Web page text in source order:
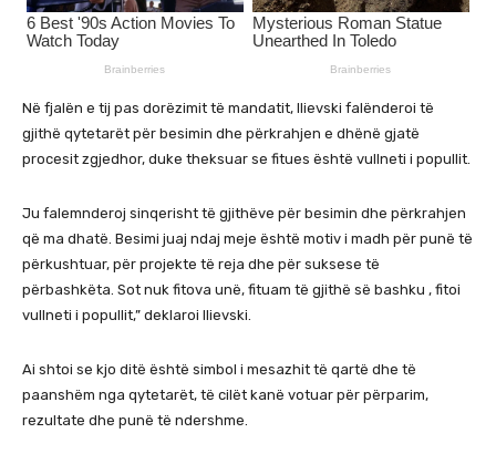
Në fjalën e tij pas dorëzimit të mandatit, Ilievski falënderoi të
gjithë qytetarët për besimin dhe përkrahjen e dhënë gjatë
procesit zgjedhor, duke theksuar se fitues është vullneti i popullit.
Ju falemnderoj sinqerisht të gjithëve për besimin dhe përkrahjen
që ma dhatë. Besimi juaj ndaj meje është motiv i madh për punë të
përkushtuar, për projekte të reja dhe për suksese të
përbashkëta. Sot nuk fitova unë, fituam të gjithë së bashku , fitoi
vullneti i popullit,” deklaroi Ilievski.
Ai shtoi se kjo ditë është simbol i mesazhit të qartë dhe të
paanshëm nga qytetarët, të cilët kanë votuar për përparim,
rezultate dhe punë të ndershme.